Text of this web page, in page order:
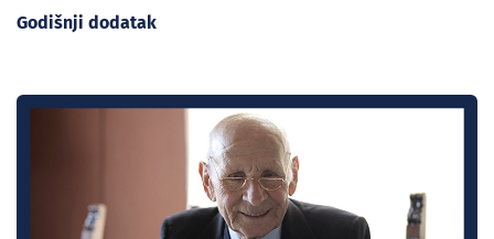
Godišnji dodatak